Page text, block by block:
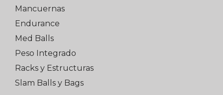
Mancuernas
Endurance
Med Balls
Peso Integrado
Racks y Estructuras
Slam Balls y Bags